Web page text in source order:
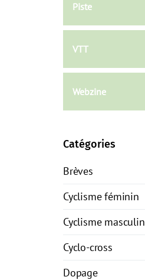
Piste
VTT
Webzine
Catégories
Brèves
Cyclisme féminin
Cyclisme masculin
Cyclo-cross
Dopage